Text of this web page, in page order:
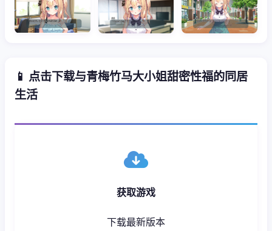
📱 点击下载与青梅竹马大小姐甜密性福的同居
生活
获取游戏
下载最新版本